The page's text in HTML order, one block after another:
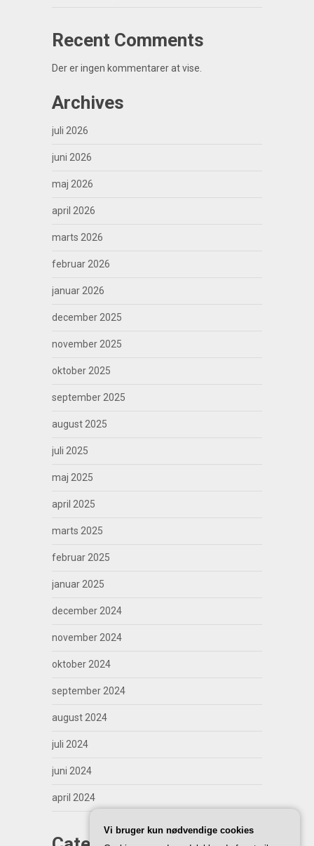
Recent Comments
Der er ingen kommentarer at vise.
Archives
juli 2026
juni 2026
maj 2026
april 2026
marts 2026
februar 2026
januar 2026
december 2025
november 2025
oktober 2025
september 2025
august 2025
juli 2025
maj 2025
april 2025
marts 2025
februar 2025
januar 2025
december 2024
november 2024
oktober 2024
september 2024
august 2024
juli 2024
juni 2024
april 2024
Vi bruger kun nødvendige cookies